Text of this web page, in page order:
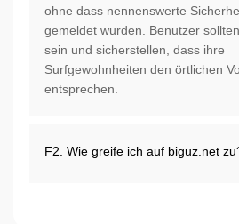
ohne dass nennenswerte
gemeldet wurden. Benutzer
sein und sicherstellen, dass ihre
Surfgewohnheiten den örtlichen
entsprechen.
F2. Wie greife ich auf biguz.net